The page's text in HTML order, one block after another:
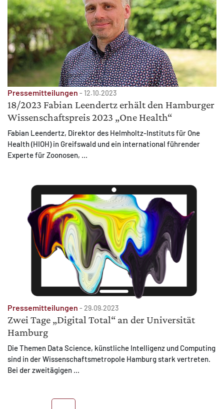
Pressemitteilungen - 12.10.2023
18/2023 Fabian Leendertz erhält den Hamburger
Wissenschaftspreis 2023 „One Health“
Fabian Leendertz, Direktor des Helmholtz-Instituts für One
Health (HIOH) in Greifswald und ein international führender
Experte für Zoonosen, ...
Pressemitteilungen - 29.09.2023
Zwei Tage „Digital Total“ an der Universität
Hamburg
Die Themen Data Science, künstliche Intelligenz und Computing
sind in der Wissenschaftsmetropole Hamburg stark vertreten.
Bei der zweitägigen ...